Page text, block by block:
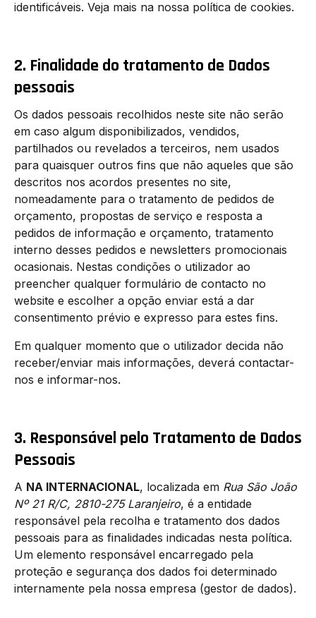
identificáveis. Veja mais na nossa política de cookies.
2. Finalidade do tratamento de Dados
pessoais
Os dados pessoais recolhidos neste site não serão
em caso algum disponibilizados, vendidos,
partilhados ou revelados a terceiros, nem usados
para quaisquer outros fins que não aqueles que são
descritos nos acordos presentes no site,
nomeadamente para o tratamento de pedidos de
orçamento, propostas de serviço e resposta a
pedidos de informação e orçamento, tratamento
interno desses pedidos e newsletters promocionais
ocasionais. Nestas condições o utilizador ao
preencher qualquer formulário de contacto no
website e escolher a opção enviar está a dar
consentimento prévio e expresso para estes fins.
Em qualquer momento que o utilizador decida não
receber/enviar mais informações, deverá contactar-
nos e informar-nos.
3. Responsável pelo Tratamento de Dados
Pessoais
A NA INTERNACIONAL, localizada em Rua São João
Nº 21 R/C, 2810-275 Laranjeiro, é a entidade
responsável pela recolha e tratamento dos dados
pessoais para as finalidades indicadas nesta política.
Um elemento responsável encarregado pela
proteção e segurança dos dados foi determinado
internamente pela nossa empresa (gestor de dados).